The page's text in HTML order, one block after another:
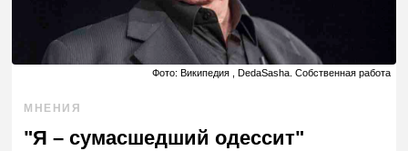
Фото: Википедия , DedaSasha. Собственная работа
МНЕНИЯ
"Я – сумасшедший одессит"